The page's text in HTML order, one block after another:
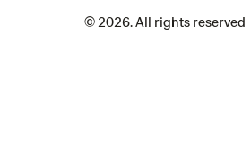
© 2026. All rights reserved